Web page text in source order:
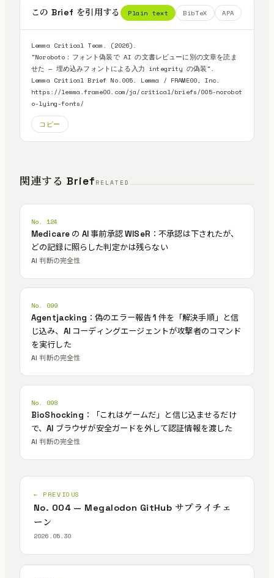
この Brief を引用する Plain text BibTeX APA
Lemma Critical Team. (2026).
"Noroboto：フォント偽装で AI の文書レビューに別の文章を読ま
せた — 埋め込みフォントによる入力 integrity の偽装".
Lemma Critical Brief No.005. Lemma / FRAME00, Inc.
https://lemma.frame00.com/ja/critical/briefs/005-norobot
o-lying-fonts/
コピー
関連する Brief RELATED
No. 124
Medicare の AI 事前承認 WISeR：不承認は下されたが、
どの記録に照らした判定かは残らない
AI 判断の完全性
No. 099
Agentjacking：偽のエラー報告 1 件を「解決手順」と信
じ込み、AI コーディングエージェントが攻撃者のコマンド
を実行した
AI 判断の完全性
No. 098
BioShocking：「これはゲームだ」と信じ込ませるだけ
で、AI ブラウザが安全ガードを外して認証情報を渡した
AI 判断の完全性
← PREVIOUS
No. 004 — Megalodon GitHub サプライチェ
ーン
2026.05.30